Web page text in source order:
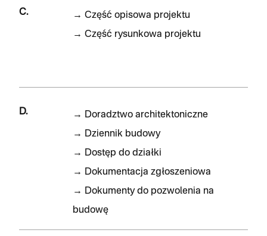
C. → Część opisowa projektu
→ Część rysunkowa projektu
D. → Doradztwo architektoniczne
→ Dziennik budowy
→ Dostęp do działki
→ Dokumentacja zgłoszeniowa
→ Dokumenty do pozwolenia na
budowę